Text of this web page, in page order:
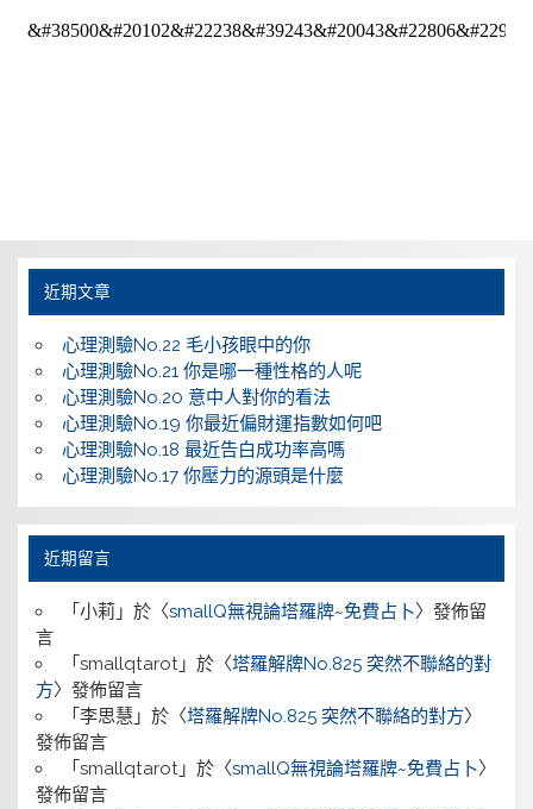
近期文章
心理測驗No.22 毛小孩眼中的你
心理測驗No.21 你是哪一種性格的人呢
心理測驗No.20 意中人對你的看法
心理測驗No.19 你最近偏財運指數如何吧
心理測驗No.18 最近告白成功率高嗎
心理測驗No.17 你壓力的源頭是什麼
近期留言
「 小莉」於〈smallQ無視論塔羅牌~免費占卜〉發佈留
言
「 smallqtarot」於〈塔羅解牌No.825 突然不聯絡的對
方〉發佈留言
「 李思慧」於〈塔羅解牌No.825 突然不聯絡的對方〉
發佈留言
「 smallqtarot」於〈smallQ無視論塔羅牌~免費占卜〉
發佈留言